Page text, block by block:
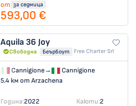
от за седмица
593,00 €
Aquila 36 Joy
Свободна Беърбоут Free Charter Srl
Cannigione→
Cannigione
5.4 км от Arzachena
Година:2022 Каюти:2